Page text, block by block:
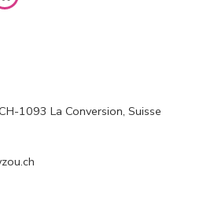
1093 La Conversion, Suisse